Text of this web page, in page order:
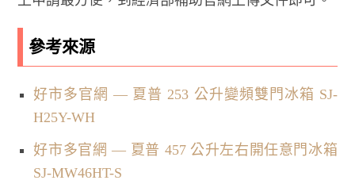
參考來源
好市多官網 — 夏普 253 公升變頻雙門冰箱 SJ-
H25Y-WH
好市多官網 — 夏普 457 公升左右開任意門冰箱
SJ-MW46HT-S